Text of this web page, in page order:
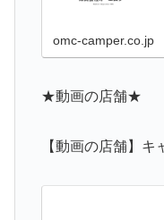
omc-camper.co.jp
★動画の店舗★
【動画の店舗】